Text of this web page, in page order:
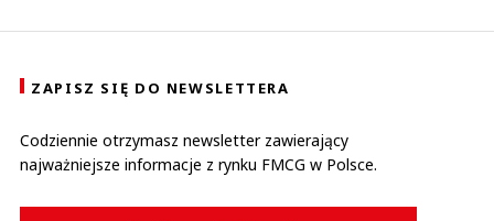
ZAPISZ SIĘ DO NEWSLETTERA
Codziennie otrzymasz newsletter zawierający
najważniejsze informacje z rynku FMCG w Polsce.